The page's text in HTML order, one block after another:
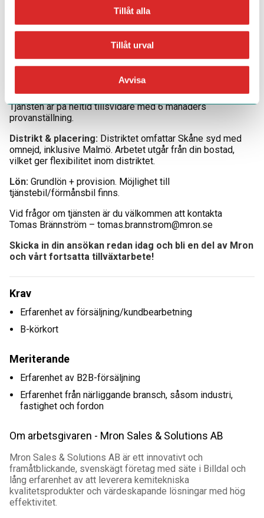
Tillåt alla
Tillåt urval
Avvisa
Affärsdriven och relationsskapande
Självständig och ansvarstagande
Målmedveten och strukturerad
Positiv, professionell och samarbetsinriktad
Övrigt
Tjänsten är på heltid tillsvidare med 6 månaders
provanställning.
Distrikt & placering: Distriktet omfattar Skåne syd med
omnejd, inklusive Malmö. Arbetet utgår från din bostad,
vilket ger flexibilitet inom distriktet.
Lön: Grundlön + provision. Möjlighet till
tjänstebil/förmånsbil finns.
Vid frågor om tjänsten är du välkommen att kontakta
Tomas Brännström – tomas.brannstrom@mron.se
Skicka in din ansökan redan idag och bli en del av Mron
och vårt fortsatta tillväxtarbete!
Krav
Erfarenhet av försäljning/kundbearbetning
B-körkort
Meriterande
Erfarenhet av B2B-försäljning
Erfarenhet från närliggande bransch, såsom industri,
fastighet och fordon
Om arbetsgivaren - Mron Sales & Solutions AB
Mron Sales & Solutions AB är ett innovativt och
framåtblickande, svenskägt företag med säte i Billdal och
lång erfarenhet av att leverera kemitekniska
kvalitetsprodukter och värdeskapande lösningar med hög
effektivitet.